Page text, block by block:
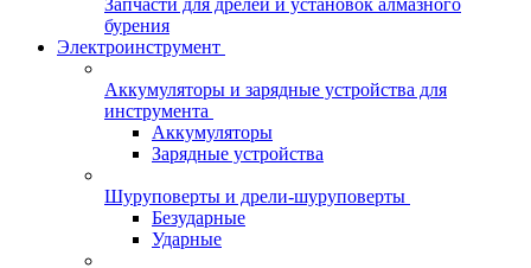
Запчасти для дрелей и установок алмазного
бурения
Электроинструмент
Аккумуляторы и зарядные устройства для
инструмента
Аккумуляторы
Зарядные устройства
Шуруповерты и дрели-шуруповерты
Безударные
Ударные